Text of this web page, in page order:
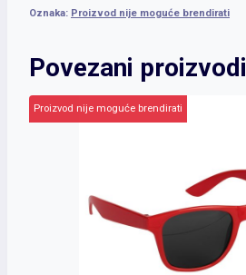
Oznaka: Proizvod nije moguće brendirati
Povezani proizvodi
Proizvod nije moguće brendirati